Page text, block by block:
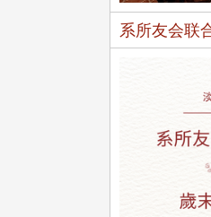
系所友会联
大学主任秘书曾守正率队
校友处 深化校友工作交